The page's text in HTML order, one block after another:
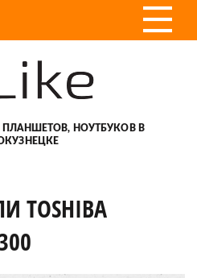
III
НОУТБУКОВ В
TOSHIBA